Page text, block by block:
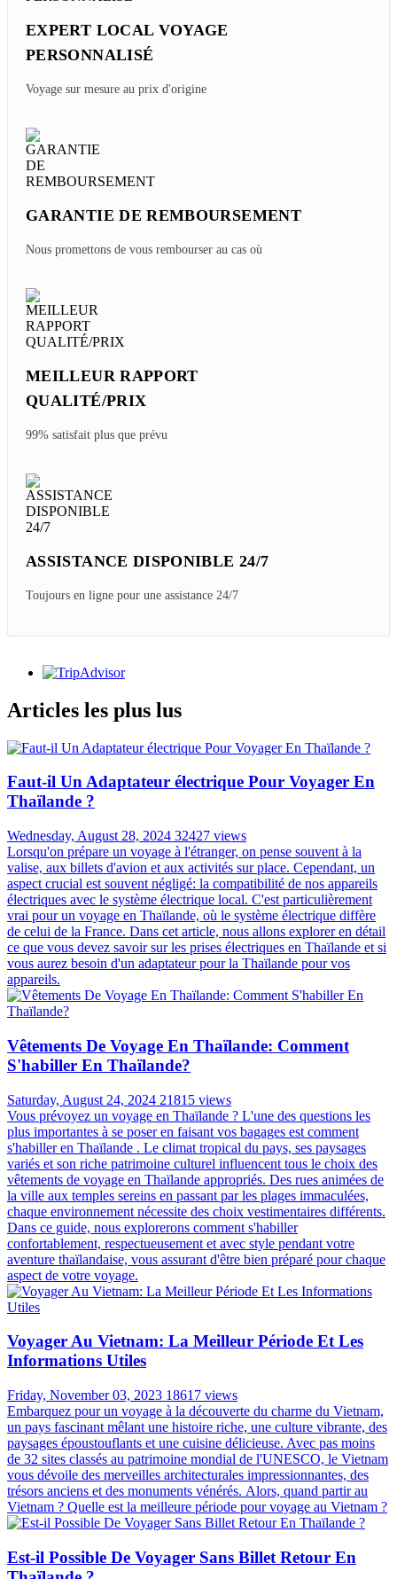
EXPERT LOCAL VOYAGE
PERSONNALISÉ
Voyage sur mesure au prix d'origine
GARANTIE DE REMBOURSEMENT
Nous promettons de vous rembourser au cas où
MEILLEUR RAPPORT
QUALITÉ/PRIX
99% satisfait plus que prévu
ASSISTANCE DISPONIBLE 24/7
Toujours en ligne pour une assistance 24/7
Articles les plus lus
Faut-il Un Adaptateur électrique Pour Voyager En
Thaïlande ?
Wednesday, August 28, 2024 32427 views
Lorsqu'on prépare un voyage à l'étranger, on pense souvent à la
valise, aux billets d'avion et aux activités sur place. Cependant, un
aspect crucial est souvent négligé: la compatibilité de nos appareils
électriques avec le système électrique local. C'est particulièrement
vrai pour un voyage en Thaïlande, où le système électrique diffère
de celui de la France. Dans cet article, nous allons explorer en détail
ce que vous devez savoir sur les prises électriques en Thaïlande et si
vous aurez besoin d'un adaptateur pour la Thaïlande pour vos
appareils.
Vêtements De Voyage En Thaïlande: Comment
S'habiller En Thaïlande?
Saturday, August 24, 2024 21815 views
Vous prévoyez un voyage en Thaïlande ? L'une des questions les
plus importantes à se poser en faisant vos bagages est comment
s'habiller en Thaïlande . Le climat tropical du pays, ses paysages
variés et son riche patrimoine culturel influencent tous le choix des
vêtements de voyage en Thaïlande appropriés. Des rues animées de
la ville aux temples sereins en passant par les plages immaculées,
chaque environnement nécessite des choix vestimentaires différents.
Dans ce guide, nous explorerons comment s'habiller
confortablement, respectueusement et avec style pendant votre
aventure thaïlandaise, vous assurant d'être bien préparé pour chaque
aspect de votre voyage.
Voyager Au Vietnam: La Meilleur Période Et Les
Informations Utiles
Friday, November 03, 2023 18617 views
Embarquez pour un voyage à la découverte du charme du Vietnam,
un pays fascinant mêlant une histoire riche, une culture vibrante, des
paysages époustouflants et une cuisine délicieuse. Avec pas moins
de 32 sites classés au patrimoine mondial de l'UNESCO, le Vietnam
vous dévoile des merveilles architecturales impressionnantes, des
trésors anciens et des monuments vénérés. Alors, quand partir au
Vietnam ? Quelle est la meilleure période pour voyage au Vietnam ?
Est-il Possible De Voyager Sans Billet Retour En